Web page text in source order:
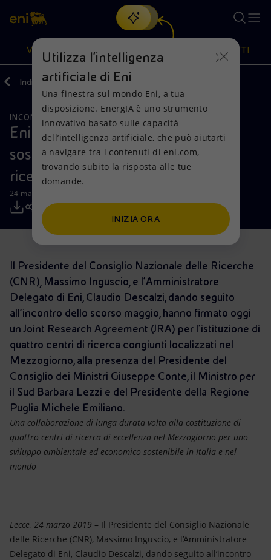
Cerca
scopri EnergIA, la nostra nuova soluzione di intelligenza
artificiale.
VISIONE
Visione
Mission e valori
Persone e Partnership
Net Zero
Modello satellitare
Energia accessibile
Innovazione
Scenari energetici
Azioni
Diversificazione energetica
Tecnologie per la transizione
Collaborazioni per l'innovazione
Attività nel mondo
PRODOTTI
Prodotti
Casa
Imprese
Mobilità
Indietro Media Comunicati Stampa
INCONTRI E ACCORDI
Eni e CNR assieme per lo sviluppo
sostenibile e la valorizzazione della
ricerca in Italia
24 marzo 2019 - 13:20 CET
Il Presidente del Consiglio Nazionale delle Ricerche
(CNR), Massimo Inguscio, e l’Amministratore
Delegato di Eni, Claudio Descalzi, dando seguito
all’incontro dello scorso maggio, hanno firmato oggi
un Joint Research Agreement (JRA) per l’istituzione di
quattro centri di ricerca congiunti localizzati nel
Mezzogiorno, alla presenza del Presidente del
Consiglio dei Ministri Giuseppe Conte, il Ministro per
il Sud Barbara Lezzi e del Presidente della Regione
Puglia Michele Emiliano.
Una collaborazione di lunga durata volta alla costituzione di
quattro centri di ricerca di eccellenza nel Mezzogiorno per uno
sviluppo ambientale ed economico sostenibile in Italia e nel
mondo
Lecce, 24 marzo 2019 – Il Presidente del Consiglio Nazionale
delle Ricerche (CNR), Massimo Inguscio, e l’Amministratore
Delegato di Eni, Claudio Descalzi, dando seguito all’incontro
Utilizza l'intelligenza
artificiale di Eni
Una finestra sul mondo Eni, a tua
disposizione. EnergIA è uno strumento
innovativo basato sulle capacità
dell’intelligenza artificiale, che può aiutarti
a navigare tra i contenuti di eni.com,
trovando subito la risposta alle tue
domande.
INIZIA ORA